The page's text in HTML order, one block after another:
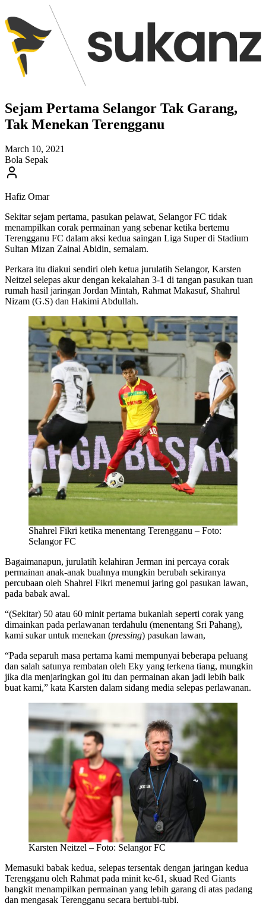
Sejam Pertama Selangor Tak Garang,
Tak Menekan Terengganu
March 10, 2021
Bola Sepak
Hafiz Omar
Sekitar sejam pertama, pasukan pelawat, Selangor FC tidak
menampilkan corak permainan yang sebenar ketika bertemu
Terengganu FC dalam aksi kedua saingan Liga Super di Stadium
Sultan Mizan Zainal Abidin, semalam.
Perkara itu diakui sendiri oleh ketua jurulatih Selangor, Karsten
Neitzel selepas akur dengan kekalahan 3-1 di tangan pasukan tuan
rumah hasil jaringan Jordan Mintah, Rahmat Makasuf, Shahrul
Nizam (G.S) dan Hakimi Abdullah.
Shahrel Fikri ketika menentang Terengganu – Foto:
Selangor FC
Bagaimanapun, jurulatih kelahiran Jerman ini percaya corak
permainan anak-anak buahnya mungkin berubah sekiranya
percubaan oleh Shahrel Fikri menemui jaring gol pasukan lawan,
pada babak awal.
“(Sekitar) 50 atau 60 minit pertama bukanlah seperti corak yang
dimainkan pada perlawanan terdahulu (menentang Sri Pahang),
kami sukar untuk menekan (pressing) pasukan lawan,
“Pada separuh masa pertama kami mempunyai beberapa peluang
dan salah satunya rembatan oleh Eky yang terkena tiang, mungkin
jika dia menjaringkan gol itu dan permainan akan jadi lebih baik
buat kami,” kata Karsten dalam sidang media selepas perlawanan.
Karsten Neitzel – Foto: Selangor FC
Memasuki babak kedua, selepas tersentak dengan jaringan kedua
Terengganu oleh Rahmat pada minit ke-61, skuad Red Giants
bangkit menampilkan permainan yang lebih garang di atas padang
dan mengasak Terengganu secara bertubi-tubi.